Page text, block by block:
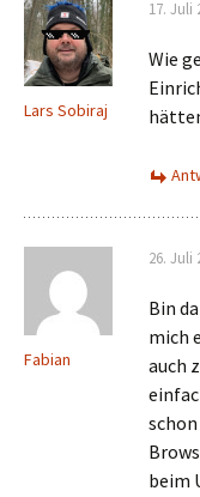
Lars Sobiraj
17. Juli
Wie
Fabian
26. Juli
Bin
mich
auch
beim